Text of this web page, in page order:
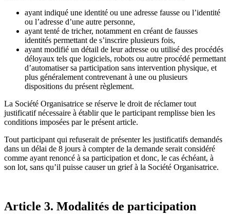
ayant indiqué une identité ou une adresse fausse ou l’identité
ou l’adresse d’une autre personne,
ayant tenté de tricher, notamment en créant de fausses
identités permettant de s’inscrire plusieurs fois,
ayant modifié un détail de leur adresse ou utilisé des procédés
déloyaux tels que logiciels, robots ou autre procédé permettant
d’automatiser sa participation sans intervention physique, et
plus généralement contrevenant à une ou plusieurs
dispositions du présent règlement.
La Société Organisatrice se réserve le droit de réclamer tout
justificatif nécessaire à établir que le participant remplisse bien les
conditions imposées par le présent article.
Tout participant qui refuserait de présenter les justificatifs demandés
dans un délai de 8 jours à compter de la demande serait considéré
comme ayant renoncé à sa participation et donc, le cas échéant, à
son lot, sans qu’il puisse causer un grief à la Société Organisatrice.
Article 3. Modalités de participation